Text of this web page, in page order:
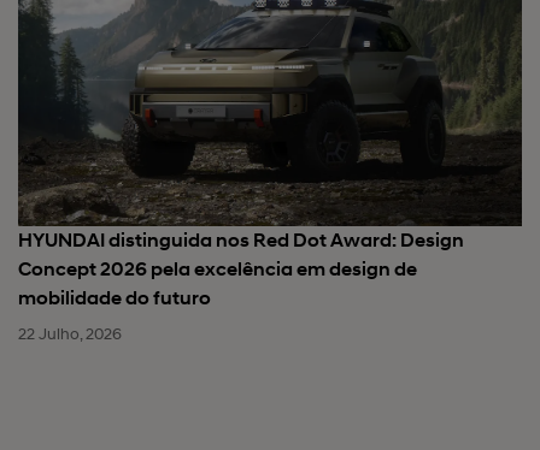
HYUNDAI distinguida nos Red Dot Award: Design
Concept 2026 pela excelência em design de
mobilidade do futuro
22 Julho, 2026